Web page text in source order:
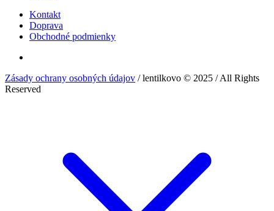
Kontakt
Doprava
Obchodné podmienky
Zásady ochrany osobných údajov / lentilkovo © 2025 / All Rights
Reserved